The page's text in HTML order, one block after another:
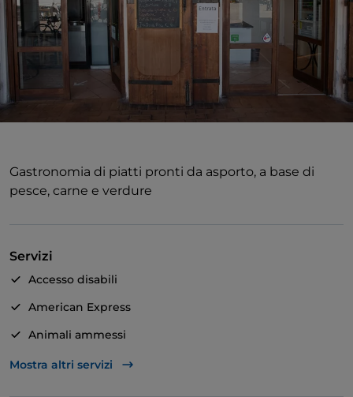
Gastronomia di piatti pronti da asporto, a base di
pesce, carne e verdure
Servizi
Accesso disabili
American Express
Animali ammessi
Asporto
Mostra altri servizi